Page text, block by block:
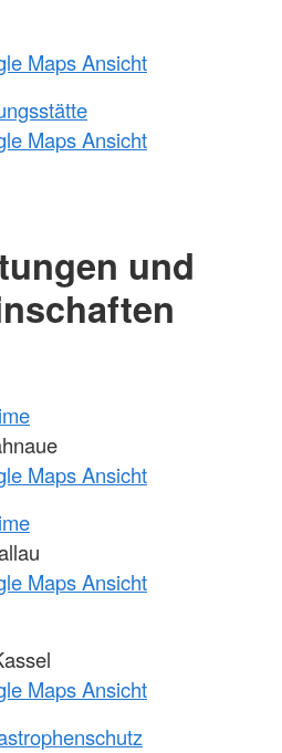
Maps Ansicht
Maps Ansicht
und
Maps Ansicht
Maps Ansicht
Maps Ansicht